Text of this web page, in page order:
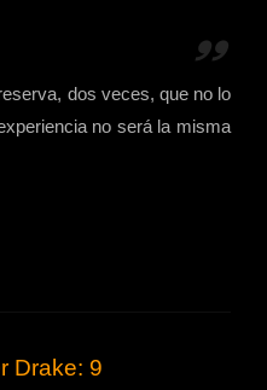
dos veces, que no lo
no será la misma
Drake: 9